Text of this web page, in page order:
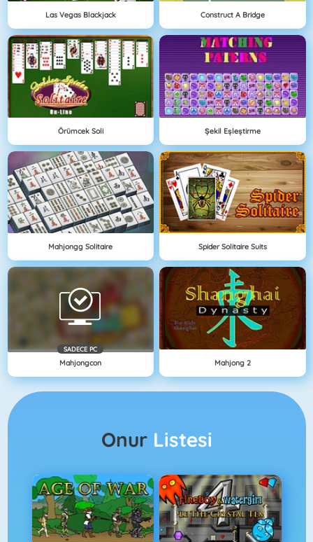
Las Vegas Blackjack Construct A Bridge
Örümcek Soli Şekil Eşleştirme
Mahjongg Solitaire Spider Solitaire Suits
SADECE PC
Mahjongcon Mahjong 2
Onur Listesi